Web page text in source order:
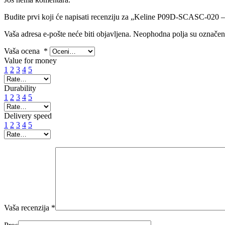
Budite prvi koji će napisati recenziju za „Keline P09D-SCASC-020
Vaša adresa e-pošte neće biti objavljena. Neophodna polja su
Vaša ocena *
Value for money
1 2 3 4 5
Durability
1 2 3 4 5
Delivery speed
1 2 3 4 5
Vaša recenzija *